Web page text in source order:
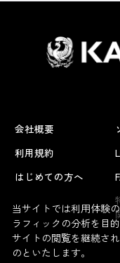
会社概要
利用規約
はじめての方へ
当サイトでは利用体験
ラフィックの分析を目
サイトの閲覧を継続さ
のといたします。